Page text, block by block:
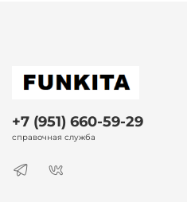
+7 (951) 660-59-29
справочная служба